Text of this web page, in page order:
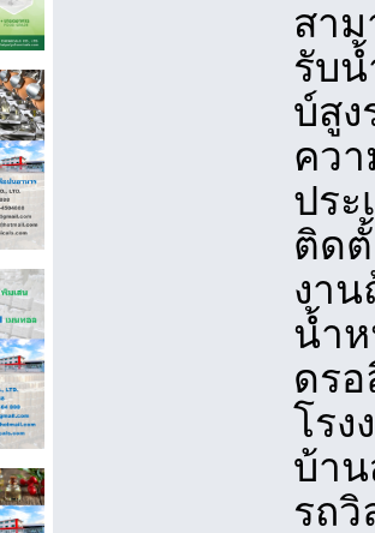
สา
รับ
บ์สู
คว
ปร
ติด
งา
น้ำ
ดร
โร
บ้า
รถ